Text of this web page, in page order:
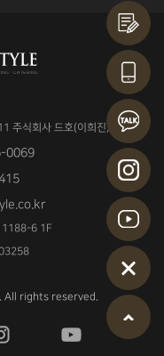
주식회사 드호(이희진)
0069
1188-6 1F
All rights reserved.